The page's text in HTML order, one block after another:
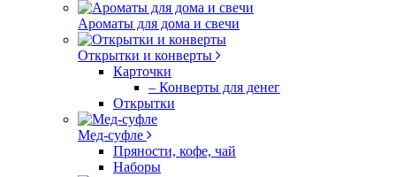
Ароматы для дома и свечи
Открытки и конверты
Карточки
– Конверты для денег
Открытки
Мед-суфле
Пряности, кофе, чай
Наборы